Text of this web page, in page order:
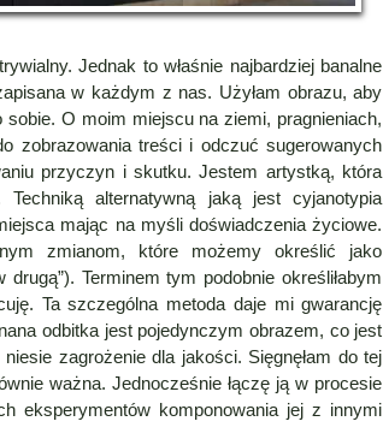
Jednak to właśnie najbardziej banalne
w każdym z nas. Użyłam obrazu, aby
O moim miejscu na ziemi, pragnieniach,
zobrazowania treści i odczuć sugerowanych
przyczyn i skutku. Jestem artystką, która
alternatywną jaką jest cyjanotypia
mając na myśli doświadczenia życiowe.
zmianom, które możemy określić jako
Terminem tym podobnie określiłabym
Ta szczególna metoda daje mi gwarancję
odbitka jest pojedynczym obrazem, co jest
zagrożenie dla jakości. Sięgnęłam do tej
ważna. Jednocześnie łączę ją w procesie
eksperymentów komponowania jej z innymi